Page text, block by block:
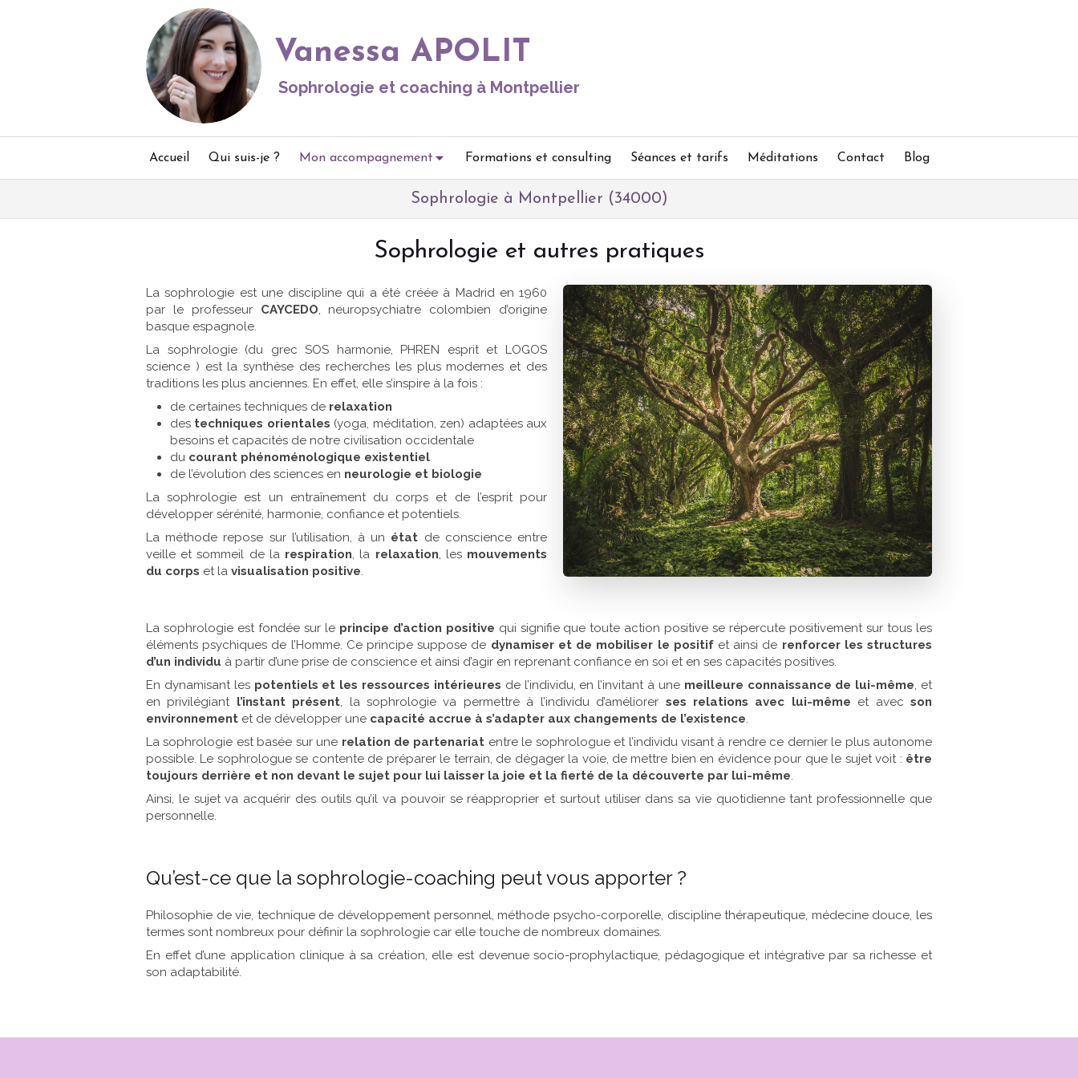
Vanessa APOLIT
Sophrologie et coaching à Montpellier
Accueil Qui suis-je ? Mon accompagnement Formations et consulting Séances et tarifs Méditations Contact Blog
Sophrologie à Montpellier (34000)
Sophrologie et autres pratiques
La sophrologie est une discipline qui a été créée à Madrid en 1960
par le professeur CAYCEDO, neuropsychiatre colombien d’origine
basque espagnole.
La sophrologie (du grec SOS harmonie, PHREN esprit et LOGOS
science ) est la synthèse des recherches les plus modernes et des
traditions les plus anciennes. En effet, elle s’inspire à la fois :
de certaines techniques de relaxation
des techniques orientales (yoga, méditation, zen) adaptées aux
besoins et capacités de notre civilisation occidentale
du courant phénoménologique existentiel
de l’évolution des sciences en neurologie et biologie
La sophrologie est un entraînement du corps et de l’esprit pour
développer sérénité, harmonie, confiance et potentiels.
La méthode repose sur l’utilisation, à un état de conscience entre
veille et sommeil de la respiration, la relaxation, les mouvements
du corps et la visualisation positive.
La sophrologie est fondée sur le principe d’action positive qui signifie que toute action positive se répercute positivement sur tous les
éléments psychiques de l’Homme. Ce principe suppose de dynamiser et de mobiliser le positif et ainsi de renforcer les structures
d’un individu à partir d’une prise de conscience et ainsi d’agir en reprenant confiance en soi et en ses capacités positives.
En dynamisant les potentiels et les ressources intérieures de l’individu, en l’invitant à une meilleure connaissance de lui-même, et
en privilégiant l’instant présent, la sophrologie va permettre à l’individu d’améliorer ses relations avec lui-même et avecson
environnement et de développer une capacité accrue à s’adapter aux changements de l’existence.
La sophrologie est basée sur une relation de partenariat entre le sophrologue et l’individu visant à rendre ce dernier le plus autonome
possible. Le sophrologue se contente de préparer le terrain, de dégager la voie, de mettre bien en évidence pour que le sujet voit : être
toujours derrière et non devant le sujet pour lui laisser la joie et la fierté de la découverte par lui-même.
Ainsi, le sujet va acquérir des outils qu’il va pouvoir se réapproprier et surtout utiliser dans sa vie quotidienne tant professionnelle que
personnelle.
Qu’est-ce que la sophrologie-coaching peut vous apporter ?
Philosophie de vie, technique de développement personnel, méthode psycho-corporelle, discipline thérapeutique, médecine douce, les
termes sont nombreux pour définir la sophrologie car elle touche de nombreux domaines.
En effet d’une application clinique à sa création, elle est devenue socio-prophylactique, pédagogique et intégrative par sa richesse et
son adaptabilité.